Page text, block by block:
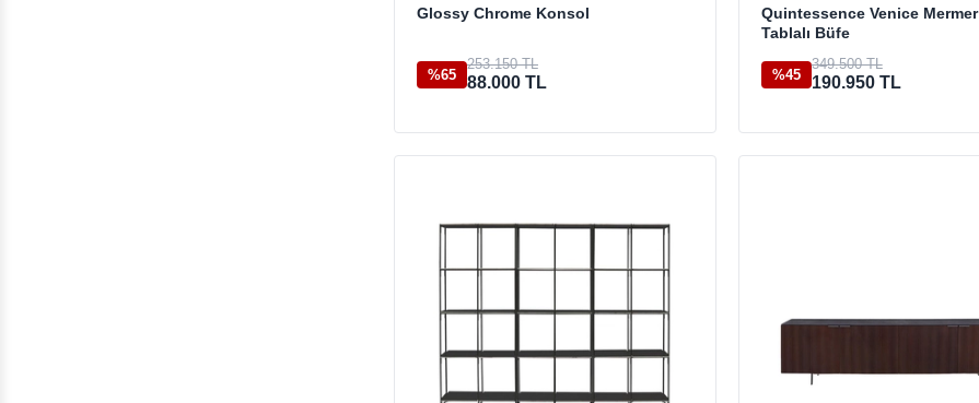
Glossy Chrome Konsol
%65
253.150 TL
88.000 TL
Quintessence Venice Mermer
Tablalı Büfe
%45
349.500 TL
190.950 TL